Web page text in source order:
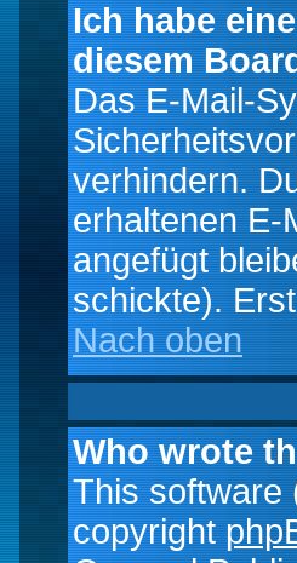
Ich habe
diesem
Das E-Mail-
verhindern.
erhaltenen E-
angefügt
schickte).
Nach oben
Who wrote
This software
copyright